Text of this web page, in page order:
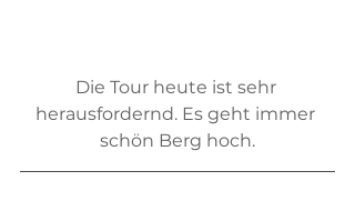
Die Tour heute ist sehr
herausfordernd. Es geht immer
schön Berg hoch.